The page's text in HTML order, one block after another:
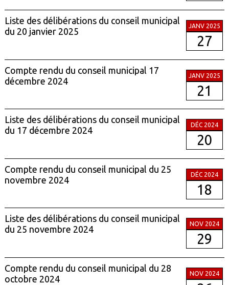
Liste des délibérations du conseil municipal
du 20 janvier 2025
JANV 2025
27
Compte rendu du conseil municipal 17
décembre 2024
JANV 2025
21
Liste des délibérations du conseil municipal
du 17 décembre 2024
DÉC 2024
20
Compte rendu du conseil municipal du 25
novembre 2024
DÉC 2024
18
Liste des délibérations du conseil municipal
du 25 novembre 2024
NOV 2024
29
Compte rendu du conseil municipal du 28
octobre 2024
NOV 2024